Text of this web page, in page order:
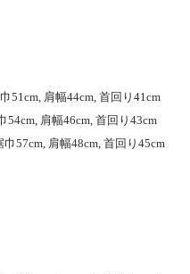
51cm, 肩幅44cm, 首回り41cm
54cm, 肩幅46cm, 首回り43cm
57cm, 肩幅48cm, 首回り45cm